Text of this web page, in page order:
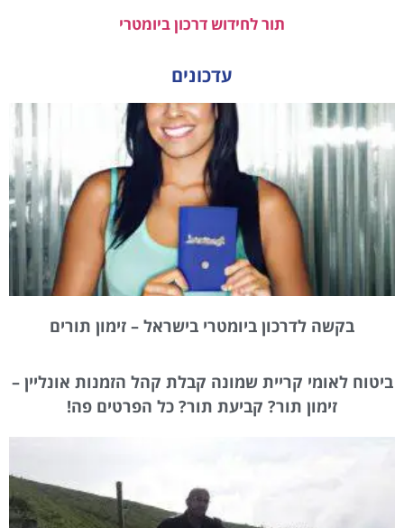
תור לחידוש דרכון ביומטרי
עדכונים
בקשה לדרכון ביומטרי בישראל – זימון תורים
ביטוח לאומי קריית שמונה קבלת קהל הזמנות אונליין –
זימון תור? קביעת תור? כל הפרטים פה!